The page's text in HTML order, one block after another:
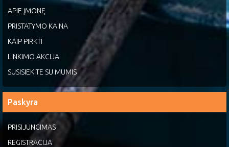
APIE ĮMONĘ
PRISTATYMO KAINA
KAIP PIRKTI
LINKIMO AKCIJA
SUSISIEKITE SU MUMIS
Paskyra
PRISIJUNGIMAS
REGISTRACIJA